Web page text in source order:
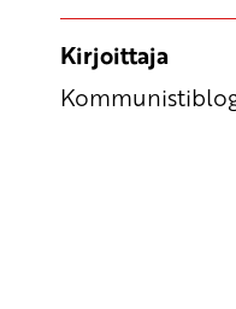
Kirjoittaja